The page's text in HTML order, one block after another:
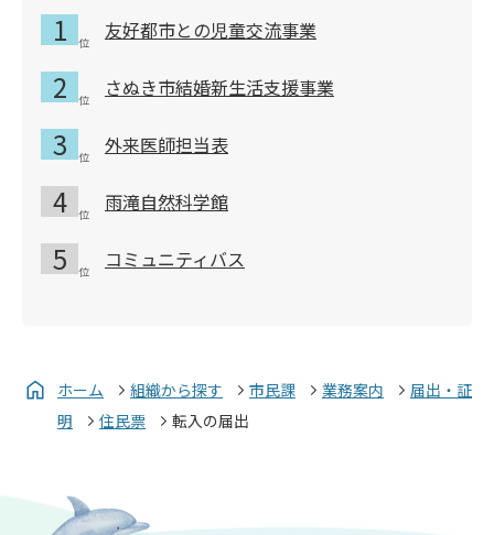
友好都市との児童交流事業
さぬき市結婚新生活支援事業
外来医師担当表
雨滝自然科学館
コミュニティバス
ホーム 組織から探す 市民課 業務案内
届出・証
明
住民票 転入の届出